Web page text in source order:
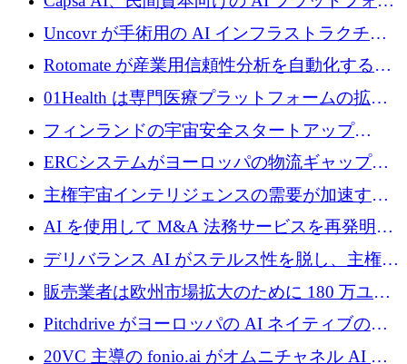
ためにシリーズ C で最大 14 億ドルを確保
ムを拡大するために 1,800 万ドルを調達
Uncovr が手術用の AI インフラストラクチャ
を構築するために 700 万ドルを調達
Rotomate が産業用信頼性分析を自動化するた
めに 210 万ユーロを調達
01Health は専門医療プラットフォームの拡大
に 1,500 万ドルを確保
フィンランドの宇宙安全スタートアップ
Aavuus が、スペースデブリ追跡に取り組むプ
レシード資金を獲得
ERCシステムがヨーロッパの物流ギャップを
埋めるために設計された重量物運搬用eVTOL
であるVictorを発表
主権宇宙インテリジェンスの需要が加速する
中、ICEYEは評価額100億ユーロ以上で4億
AI を使用して M&A 法務サービスを再発明す
るために 110 万ユーロを適切に確保
デリバランス AI がステルス性を脱し、主権の
あるエンタープライズ AI を強化
販売業者は欧州市場拡大のために 180 万ユー
ロを確保
Pitchdrive がヨーロッパの AI ネイティブの創
業者を支援するために 6,000 万ユーロを調達
20VC 主導の fonio.ai がオムニチャネル AI プ